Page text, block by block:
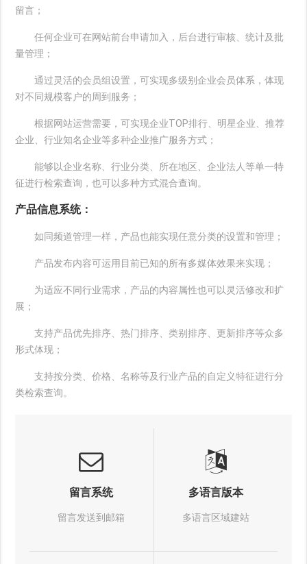
留言；
任何企业可在网站前台申请加入，后台进行审核、统计及批
量管理；
通过灵活的会员组设置，可实现多级别企业会员体系，体现
对不同规模客户的周到服务；
根据网站运营需要，可实现企业TOP排行、明星企业、推荐
企业、行业知名企业等多种企业推广服务方式；
能够以企业名称、行业分类、所在地区、企业法人等单一特
征进行检索查询，也可以多种方式混合查询。
产品信息系统：
如同频道管理一样，产品也能实现任意分类的设置和管理；
产品发布内容可运用目前已知的所有多媒体效果来实现；
为适应不同行业需求，产品的内容属性也可以灵活修改和扩
展；
支持产品优先排序、热门排序、类别排序、更新排序等众多
形式体现；
支持按分类、价格、名称等及行业产品的自定义特征进行分
类检索查询。
留言系统
留言发送到邮箱
多语言版本
多语言区域建站